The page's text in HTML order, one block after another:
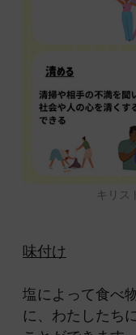
キリス
味付け
塩によって食べ
に、わたしたち